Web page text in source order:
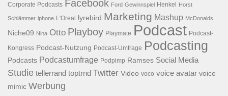
Corporate Podcasts Facebook Ford Gewinnspiel Henkel Horst
Schlämmer iphone L'Oreal lyrebird Marketing Mashup McDonalds
Niche09 Nina Otto Playboy Playmate Podcast Podcast-
Kongress Podcast-Nutzung Podcast-Umfrage Podcasting
Podcasts Podcastumfrage Podpimp Ramses Social Media
Studie tellerrand toptrnd Twitter Video voco voice avatar voice
mimic Werbung